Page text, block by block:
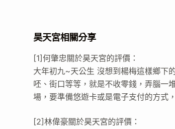
昊天宮相關分享
[1]何肇忠關於昊天宮的評價：
大年初九~天公生 沒想到楊梅這樣鄉下
呸、街口等等，就是不收零錢，弄腦一
場，要準備悠遊卡或是電子支付的方式
[2]林偉豪關於昊天宮的評價：